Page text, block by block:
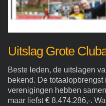
Uitslag Grote
Beste leden, de uitslagen
bekend. De
verenigingen hebben
maar liefst € 8.474.286,-.